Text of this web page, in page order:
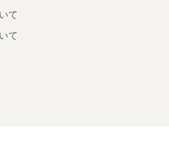
て
て